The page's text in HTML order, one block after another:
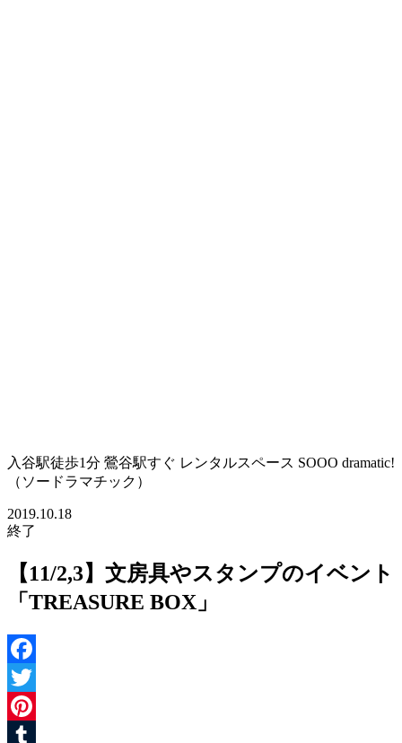
入谷駅徒歩1分 鶯谷駅すぐ レンタルスペース SOOO dramatic!
（ソードラマチック）
2019.10.18
終了
【11/2,3】文房具やスタンプのイベント
「TREASURE BOX」
Facebook
Twitter
Pinterest